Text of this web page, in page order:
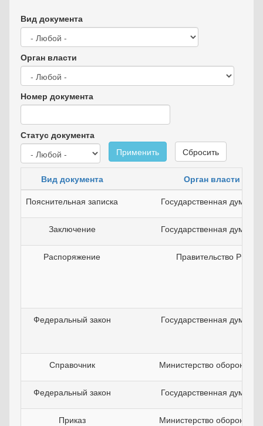
Вид документа
Орган власти
Номер документа
Статус документа
Применить
Сбросить
Вид документа
Орган власти
Пояснительная записка
Государственная дума РФ
Заключение Государственная дума РФ
Распоряжение Правительство РФ
Федеральный закон Государственная дума РФ
Справочник Министерство обороны
Федеральный закон Государственная дума РФ
Приказ Министерство обороны